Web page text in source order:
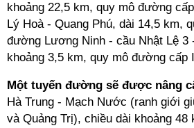
khoảng 22,5 km, quy mô đường
Lý Hoà - Quang Phú, dài 14,5 km,
đường Lương Ninh - cầu Nhật Lệ 3
khoảng 3,5 km, quy mô đường cấp
Một tuyến đường sẽ được nâng
Hà Trung - Mạch Nước (ranh giới
và Quảng Trị), chiều dài khoảng